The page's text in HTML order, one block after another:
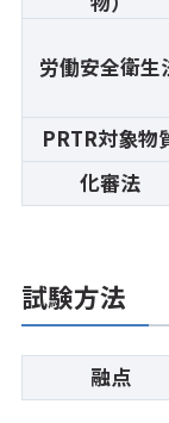
労働安全衛生
PRTR対象物
化審法
試験方法
融点